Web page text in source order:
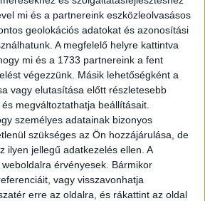
mi és a partnereink eszközleolvasásos
geolokációs adatokat és azonosítási
A megfelelő helyre kattintva
mi és a 1733 partnereink a fent
végezzünk. Másik lehetőségként a
vagy elutasítása előtt részletesebb
megváltoztathatja beállításait.
személyes adatainak bizonyos
szükséges az Ön hozzájárulása, de
ilyen jellegű adatkezelés ellen. A
érvényesek. Bármikor
vagy visszavonhatja
erre az oldalra, és rákattint az oldal
készíti a
összefoglalóit a
bevezeti a mesterséges
a teniszmérkőzések